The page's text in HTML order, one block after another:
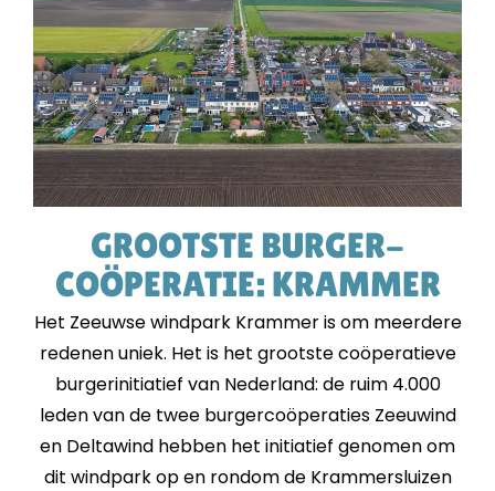
GROOTSTE BURGER­
COÖPERATIE: KRAMMER
Het Zeeuwse windpark Krammer is om meerdere
redenen uniek. Het is het grootste coöperatieve
burgerinitiatief van Nederland: de ruim 4.000
leden van de twee burgercoöperaties Zeeuwind
en Deltawind hebben het initiatief genomen om
dit windpark op en rondom de Krammersluizen